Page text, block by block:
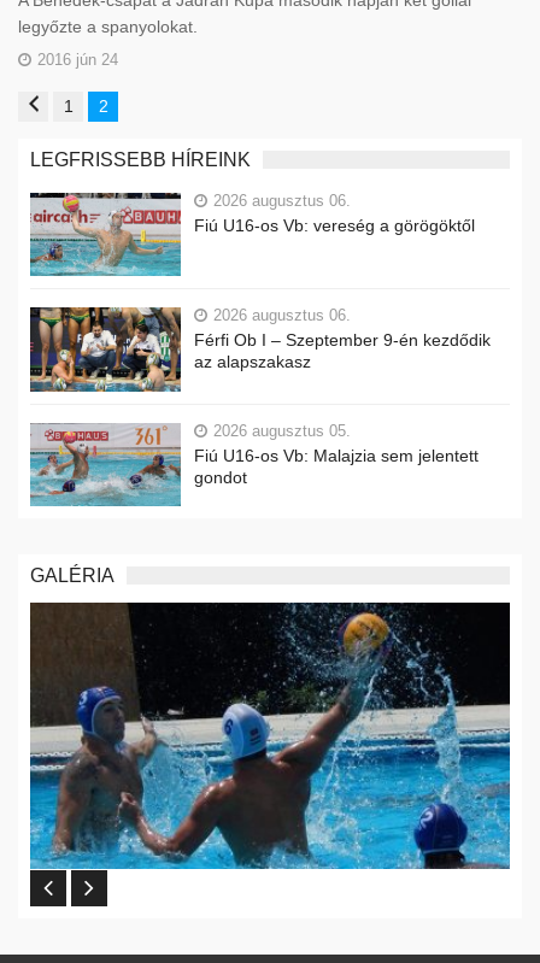
legyőzte a spanyolokat.
2016 jún 24
1 2
LEGFRISSEBB HÍREINK
2026 augusztus 06.
Fiú U16-os Vb: vereség a görögöktől
2026 augusztus 06.
Férfi Ob I – Szeptember 9-én kezdődik
az alapszakasz
2026 augusztus 05.
Fiú U16-os Vb: Malajzia sem jelentett
gondot
GALÉRIA